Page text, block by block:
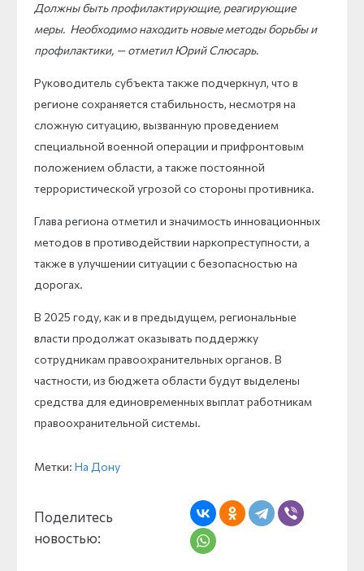
Должны быть профилактирующие, реагирующие
меры. Необходимо находить новые методы борьбы и
профилактики, — отметил Юрий Слюсарь.
Руководитель субъекта также подчеркнул, что в
регионе сохраняется стабильность, несмотря на
сложную ситуацию, вызванную проведением
специальной военной операции и прифронтовым
положением области, а также постоянной
террористической угрозой со стороны противника.
Глава региона отметил и значимость инновационных
методов в противодействии наркопреступности, а
также в улучшении ситуации с безопасностью на
дорогах.
В 2025 году, как и в предыдущем, региональные
власти продолжат оказывать поддержку
сотрудникам правоохранительных органов. В
частности, из бюджета области будут выделены
средства для единовременных выплат работникам
правоохранительной системы.
Метки: На Дону
Поделитесь
новостью: